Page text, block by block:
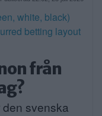
från
den svenska